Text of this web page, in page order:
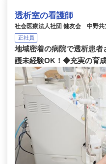
透析室の看護師
社会医療法人社団 健友会 中野共
正社員
地域密着の病院で透析患
護未経験OK！◆充実の育